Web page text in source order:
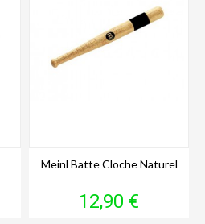
Meinl Batte Cloche Naturel
Prix
12,90 €